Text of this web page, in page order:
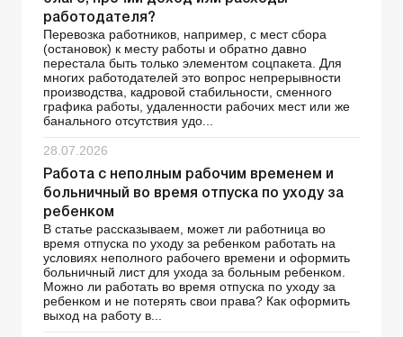
работодателя?
Перевозка работников, например, с мест сбора
(остановок) к месту работы и обратно давно
перестала быть только элементом соцпакета. Для
многих работодателей это вопрос непрерывности
производства, кадровой стабильности, сменного
графика работы, удаленности рабочих мест или же
банального отсутствия удо...
28.07.2026
Работа с неполным рабочим временем и
больничный во время отпуска по уходу за
ребенком
В статье рассказываем, может ли работница во
время отпуска по уходу за ребенком работать на
условиях неполного рабочего времени и оформить
больничный лист для ухода за больным ребенком.
Можно ли работать во время отпуска по уходу за
ребенком и не потерять свои права? Как оформить
выход на работу в...